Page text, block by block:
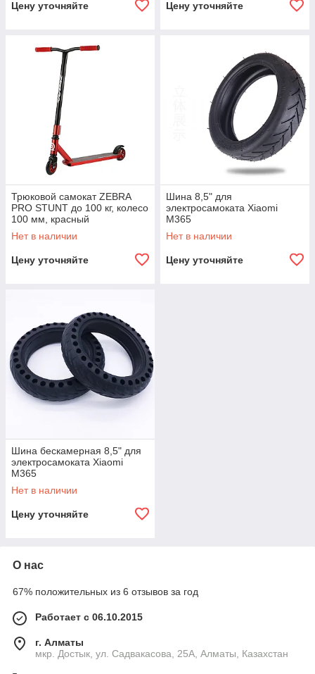
Цену уточняйте Цену уточняйте
Трюковой самокат ZEBRA
PRO STUNT до 100 кг, колесо
100 мм, красный
Нет в наличии
Цену уточняйте
Шина 8,5" для
электросамоката Xiaomi
M365
Нет в наличии
Цену уточняйте
Шина бескамерная 8,5" для
электросамоката Xiaomi
M365
Нет в наличии
Цену уточняйте
О нас
67% положительных из 6 отзывов за год
Работает с 06.10.2015
г. Алматы
мкр. Достык, ул. Садвакасова, 25А, Алматы, Казахстан